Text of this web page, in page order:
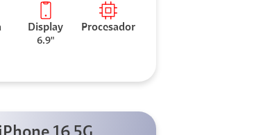
Display
6.9"
Procesador